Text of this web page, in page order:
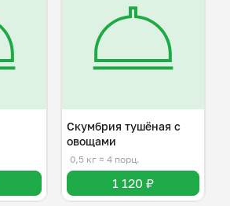
Скумбрия тушёная с
овощами
0,5 кг ≈ 4 порц.
1 120 ₽